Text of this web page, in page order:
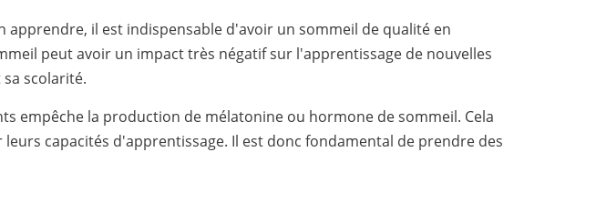
il est indispensable d'avoir un sommeil de qualité en
peut avoir un impact très négatif sur l'apprentissage de nouvelles
scolarité.
empêche la production de mélatonine ou hormone de sommeil. Cela
capacités d'apprentissage. Il est donc fondamental de prendre des